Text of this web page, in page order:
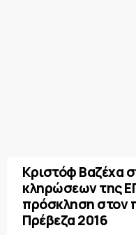
Κριστόφ Βαζέχα
κληρώσεων της
πρόσκληση στον
Πρέβεζα 2016